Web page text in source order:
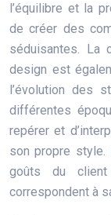
l’équilibre et la
de créer des
séduisantes. La
design est
l’évolution des
différentes
repérer et
son propre style.
goûts du
correspondent à